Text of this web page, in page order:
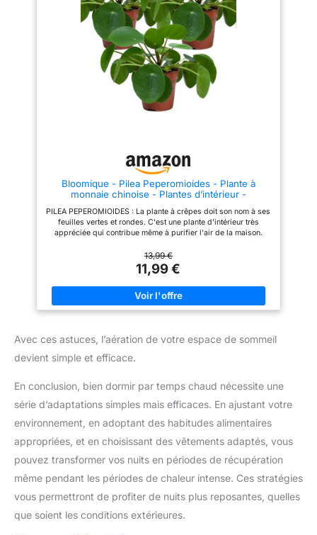
ce palmier intérieur à feuilles
pennées ! ENTRETIEN : je
nécessite peu d’entretien,
donnez-moi de l’eau de temps
en temps et du soleil tous les
jours, et j’aurai tout ce qu’il me
faut. LIVRAISON : Cette plante a
une hauteur d'environ 50-60
cm. Notre emballage spécial
protège le palmier lorsqu'il est
disponibles pour ces plantes
mais vous pouvez aussi les
mettre simplement sur le rebord
de votre fenêtre ! ENTRETIEN :
je nécessite peu d’entretien,
donnez-moi de l’eau de temps
en temps et du soleil tous les
jours, et j’aurai tout ce qu’il me
faut. LIVRAISON : Cette plante a
une hauteur d'environ 5-15 cm.
Bloomique - Pilea Peperomioides - Plante à
monnaie chinoise - Plantes d’intérieur -
Hauteur 15-20 cm - Pot 12 cm
PILEA PEPEROMIOIDES : La plante à crêpes doit son nom à ses
feuilles vertes et rondes. C'est une plante d'intérieur très
appréciée qui contribue même à purifier l'air de la maison.
L'accessoire parfait pour le salon, la chambre à coucher ou le
bureau. PURIFICATION DE L'AIR : Cette plante purifie l'air. Elle
améliore le climat intérieur de votre maison et absorbe les
polluants présents dans l'air ! SOINS : Donnez-moi un peu
d'eau de temps en temps et un peu de soleil tous les jours et je
serai entièrement satisfait. LIVRAISON : Cette plante mesure
13,99 €
11,99 €
Avec ces astuces, l’aération de votre espace de sommeil
devient simple et efficace.
En conclusion, bien dormir par temps chaud nécessite une
série d’adaptations simples mais efficaces. En ajustant votre
environnement, en adoptant des habitudes alimentaires
appropriées, et en choisissant des vêtements adaptés, vous
pouvez transformer vos nuits en périodes de récupération
même pendant les périodes de chaleur intense. Ces stratégies
vous permettront de profiter de nuits plus reposantes, quelles
que soient les conditions extérieures.